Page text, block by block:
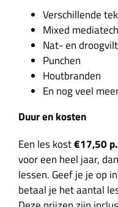
Verschillende
Mixed
Nat- en
Punchen
Houtbranden
En nog veel
Duur en kosten
Een les kost€17,50
voor een heel jaar,
lessen. Geef je je op
betaal je het aantal